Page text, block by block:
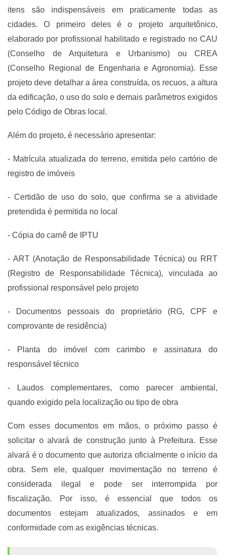
itens são indispensáveis em praticamente todas as
cidades. O primeiro deles é o projeto arquitetônico,
elaborado por profissional habilitado e registrado no CAU
(Conselho de Arquitetura e Urbanismo) ou CREA
(Conselho Regional de Engenharia e Agronomia). Esse
projeto deve detalhar a área construída, os recuos, a altura
da edificação, o uso do solo e demais parâmetros exigidos
pelo Código de Obras local.
Além do projeto, é necessário apresentar:
- Matrícula atualizada do terreno, emitida pelo cartório de
registro de imóveis
- Certidão de uso do solo, que confirma se a atividade
pretendida é permitida no local
- Cópia do carnê de IPTU
- ART (Anotação de Responsabilidade Técnica) ou RRT
(Registro de Responsabilidade Técnica), vinculada ao
profissional responsável pelo projeto
- Documentos pessoais do proprietário (RG, CPF e
comprovante de residência)
- Planta do imóvel com carimbo e assinatura do
responsável técnico
- Laudos complementares, como parecer ambiental,
quando exigido pela localização ou tipo de obra
Com esses documentos em mãos, o próximo passo é
solicitar o alvará de construção junto à Prefeitura. Esse
alvará é o documento que autoriza oficialmente o início da
obra. Sem ele, qualquer movimentação no terreno é
considerada ilegal e pode ser interrompida por
fiscalização. Por isso, é essencial que todos os
documentos estejam atualizados, assinados e em
conformidade com as exigências técnicas.